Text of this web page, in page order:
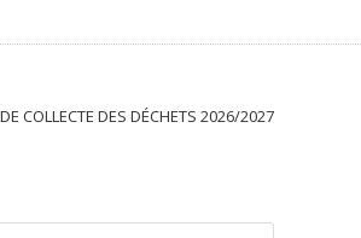
COLLECTE DES DÉCHETS 2026/2027